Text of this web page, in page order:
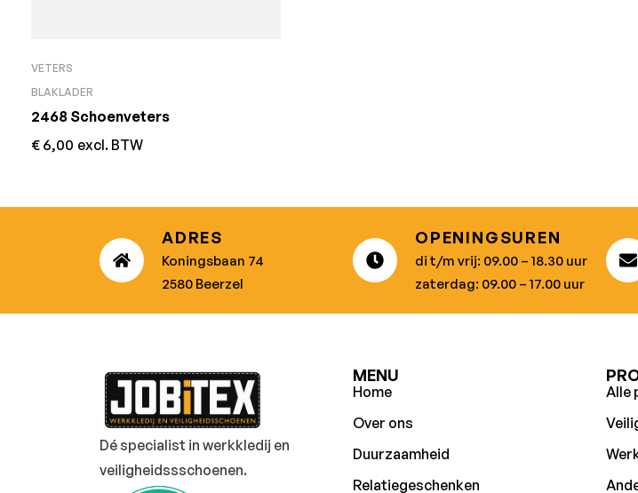
VETERS
BLAKLADER
2468 Schoenveters
€ 6,00 excl. BTW
ADRES
Koningsbaan 74
2580 Beerzel
OPENINGSUREN
di t/m vrij: 09.00 – 18.30 uur
zaterdag: 09.00 – 17.00 uur
Dé specialist in werkkledij en
veiligheidssschoenen.
MENU
Home
Over ons
Duurzaamheid
Relatiegeschenken
Alle